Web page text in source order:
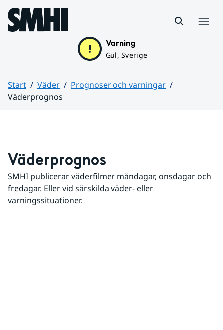
Hoppa till sidans innehåll
Varning
Gul, Sverige
Start Väder
Prognoser och varningar
Väderprognos
Väderprognos
SMHI publicerar väderfilmer måndagar, onsdagar och
fredagar. Eller vid särskilda väder- eller
varningssituationer.